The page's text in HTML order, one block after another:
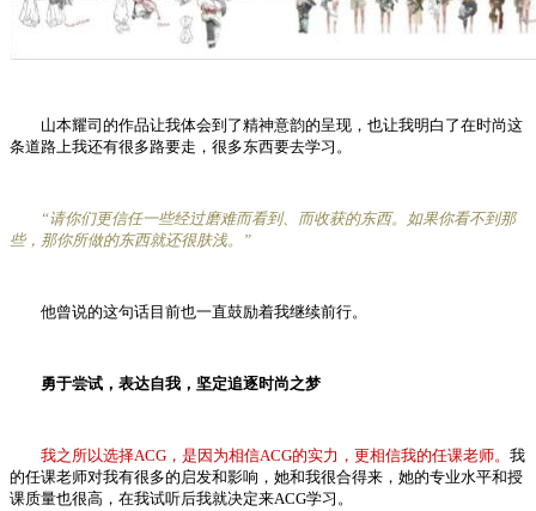
山本耀司的作品让我体会到了精神意韵的呈现，也让我明白了在时尚这
条道路上我还有很多路要走，很多东西要去学习。
“请你们更信任一些经过磨难而看到、而收获的东西。如果你看不到那
些，那你所做的东西就还很肤浅。”
他曾说的这句话目前也一直鼓励着我继续前行。
勇于尝试，表达自我，坚定追逐时尚之梦
我之所以选择ACG，是因为相信ACG的实力，更相信我的任课老师。 我
的任课老师对我有很多的启发和影响，她和我很合得来，她的专业水平和授
课质量也很高，在我试听后我就决定来ACG学习。